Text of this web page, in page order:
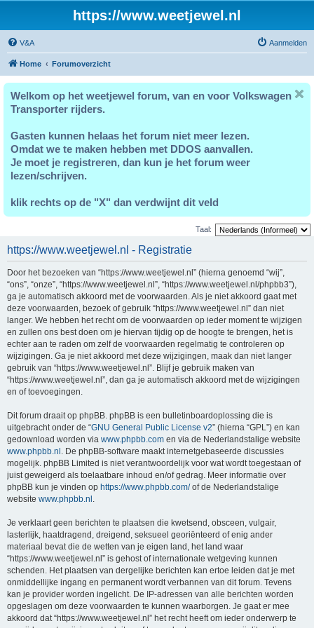
https://www.weetjewel.nl
V&A Aanmelden
Home Forumoverzicht
Welkom op het weetjewel forum, van en voor Volkswagen
Transporter rijders.
Gasten kunnen helaas het forum niet meer lezen.
Omdat we te maken hebben met DDOS aanvallen.
Je moet je registreren, dan kun je het forum weer
lezen/schrijven.
klik rechts op de "X" dan verdwijnt dit veld
Taal:
https://www.weetjewel.nl - Registratie
Door het bezoeken van “https://www.weetjewel.nl” (hierna genoemd “wij”,
“ons”, “onze”, “https://www.weetjewel.nl”, “https://www.weetjewel.nl/phpbb3”),
ga je automatisch akkoord met de voorwaarden. Als je niet akkoord gaat met
deze voorwaarden, bezoek of gebruik “https://www.weetjewel.nl” dan niet
langer. We hebben het recht om de voorwaarden op ieder moment te wijzigen
en zullen ons best doen om je hiervan tijdig op de hoogte te brengen, het is
echter aan te raden om zelf de voorwaarden regelmatig te controleren op
wijzigingen. Ga je niet akkoord met deze wijzigingen, maak dan niet langer
gebruik van “https://www.weetjewel.nl”. Blijf je gebruik maken van
“https://www.weetjewel.nl”, dan ga je automatisch akkoord met de wijzigingen
en of toevoegingen.
Dit forum draait op phpBB. phpBB is een bulletinboardoplossing die is
uitgebracht onder de “GNU General Public License v2” (hierna “GPL”) en kan
gedownload worden via www.phpbb.com en via de Nederlandstalige website
www.phpbb.nl . De phpBB-software maakt internetgebaseerde discussies
mogelijk. phpBB Limited is niet verantwoordelijk voor wat wordt toegestaan of
juist geweigerd als toelaatbare inhoud en/of gedrag. Meer informatie over
phpBB kun je vinden op https://www.phpbb.com/of de Nederlandstalige
website www.phpbb.nl .
Je verklaart geen berichten te plaatsen die kwetsend, obsceen, vulgair,
lasterlijk, haatdragend, dreigend, seksueel georiënteerd of enig ander
materiaal bevat die de wetten van je eigen land, het land waar
“https://www.weetjewel.nl” is gehost of internationale wetgeving kunnen
schenden. Het plaatsen van dergelijke berichten kan ertoe leiden dat je met
onmiddellijke ingang en permanent wordt verbannen van dit forum. Tevens
kan je provider worden ingelicht. De IP-adressen van alle berichten worden
opgeslagen om deze voorwaarden te kunnen waarborgen. Je gaat er mee
akkoord dat “https://www.weetjewel.nl” het recht heeft om ieder onderwerp te